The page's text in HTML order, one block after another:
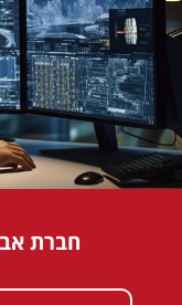
חברת אבטחה